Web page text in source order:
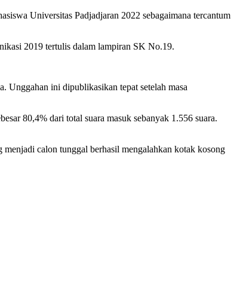
Universitas Padjadjaran 2022 sebagaimana tercantum
2019 tertulis dalam lampiran SK No.19.
Unggahan ini dipublikasikan tepat setelah masa
80,4% dari total suara masuk sebanyak 1.556 suara.
calon tunggal berhasil mengalahkan kotak kosong